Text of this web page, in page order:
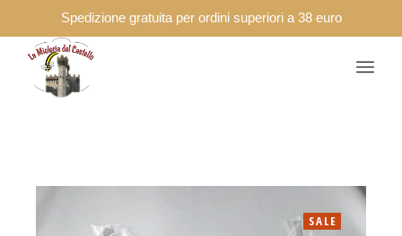
Spedizione gratuita per ordini superiori a 38 euro
SALE